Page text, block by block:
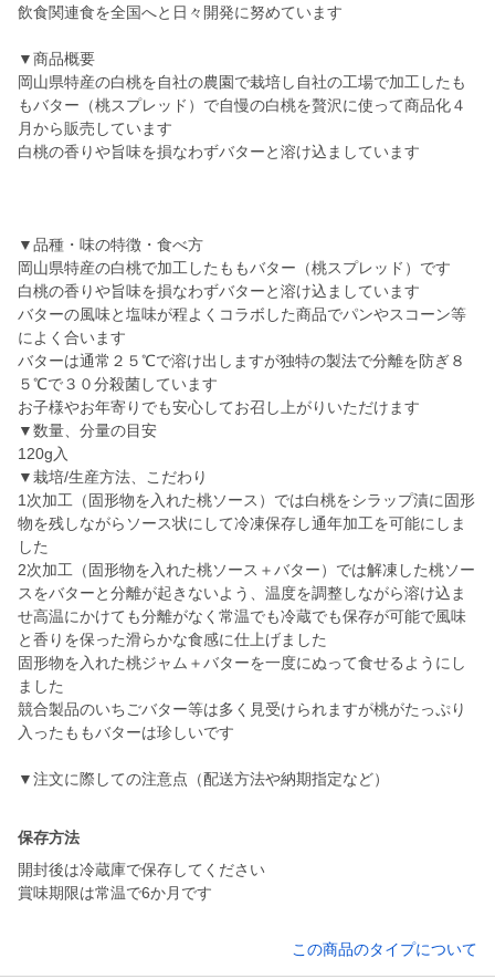
飲食関連食を全国へと日々開発に努めています
▼商品概要
岡山県特産の白桃を自社の農園で栽培し自社の工場で加工したも
もバター（桃スプレッド）で自慢の白桃を贅沢に使って商品化４
月から販売しています
白桃の香りや旨味を損なわずバターと溶け込ましています
▼品種・味の特徴・食べ方
岡山県特産の白桃で加工したももバター（桃スプレッド）です
白桃の香りや旨味を損なわずバターと溶け込ましています
バターの風味と塩味が程よくコラボした商品でパンやスコーン等
によく合います
バターは通常２５℃で溶け出しますが独特の製法で分離を防ぎ８
５℃で３０分殺菌しています
お子様やお年寄りでも安心してお召し上がりいただけます
▼数量、分量の目安
120g入
▼栽培/生産方法、こだわり
1次加工（固形物を入れた桃ソース）では白桃をシラップ漬に固形
物を残しながらソース状にして冷凍保存し通年加工を可能にしま
した
2次加工（固形物を入れた桃ソース＋バター）では解凍した桃ソー
スをバターと分離が起きないよう、温度を調整しながら溶け込ま
せ高温にかけても分離がなく常温でも冷蔵でも保存が可能で風味
と香りを保った滑らかな食感に仕上げました
固形物を入れた桃ジャム＋バターを一度にぬって食せるようにし
ました
競合製品のいちごバター等は多く見受けられますが桃がたっぷり
入ったももバターは珍しいです
保存方法
開封後は冷蔵庫で保存してください
賞味期限は常温で6か月です
この商品のタイプについて